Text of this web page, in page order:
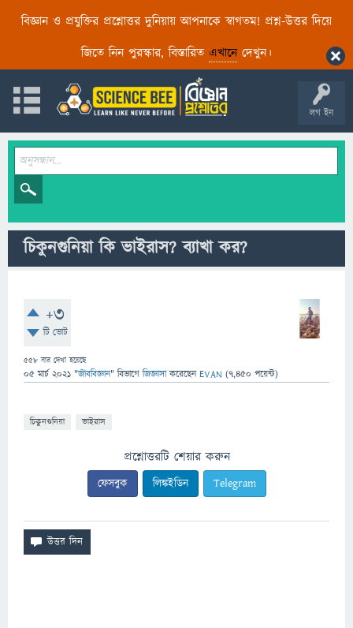
বিজ্ঞান ও প্রযুক্তির প্রশ্নোত্তর দুনিয়ায় আপনাকে স্বাগতম! প্রশ্ন-উত্তর দিয়ে
জিতে নিন পুরস্কার, বিস্তারিত এখানেদেখুন।
লগ ইন
চিকুনগুনিয়া কি ভাইরাস? ব্যাখা কর?
+3
টি ভোট
558 বার দেখা হয়েছে
05 মার্চ 2021 "জীববিজ্ঞান" বিভাগে জিজ্ঞাসাকরেছেনEVAN (7,450 পয়েন্ট)
চিকুনগুনিয়া ভাইরাস
প্রশ্নোত্তরটি শেয়ার করুন
ফেসবুক লিঙ্কইডিন Telegram